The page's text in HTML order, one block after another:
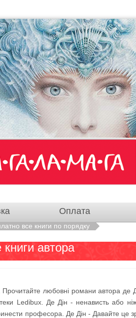
Оплата
все книги по порядку
автора
Прочитайте любовні романи автора де
Ledibux. Де Дін - ненависть
професора. Де Дін - Давайте це